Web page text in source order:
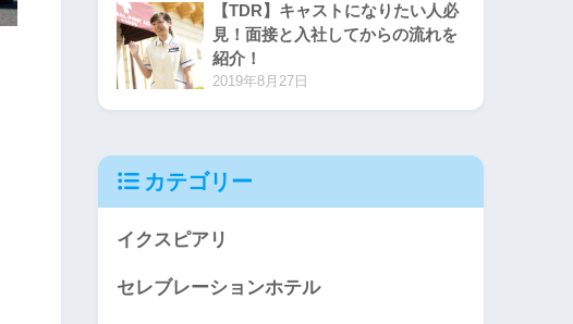
【TDR】キャストになりたい人必
見！面接と入社してからの流れを
紹介！
2019年8月27日
カテゴリー
イクスピアリ
セレブレーションホテル